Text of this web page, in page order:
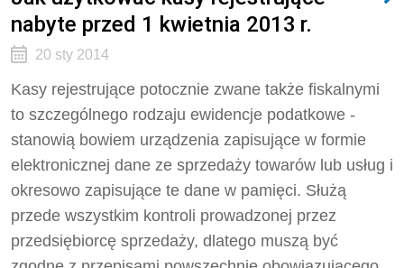
nabyte przed 1 kwietnia 2013 r.
20 sty 2014
Kasy rejestrujące potocznie zwane także fiskalnymi
to szczególnego rodzaju ewidencje podatkowe -
stanowią bowiem urządzenia zapisujące w formie
elektronicznej dane ze sprzedaży towarów lub usług i
okresowo zapisujące te dane w pamięci. Służą
przede wszystkim kontroli prowadzonej przez
przedsiębiorcę sprzedaży, dlatego muszą być